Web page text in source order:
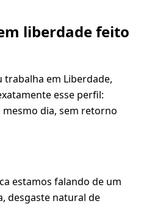
liberdade feito
em Liberdade,
esse perfil:
dia, sem retorno
estamos falando de um
desgaste natural de